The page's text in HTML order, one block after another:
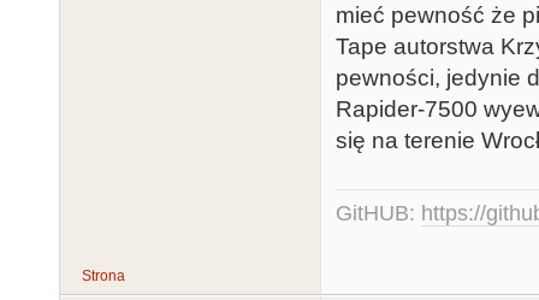
mieć pewność że
Tape autorstwa
pewności, jedynie
Rapider-7500
się na terenie
GitHUB: https://
Strona